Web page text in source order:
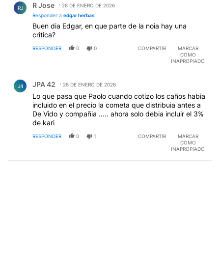
RJ R Jose
28 DE ENERO DE 2026
Responder a edgar herbas
Buen dia Edgar, en que parte de la noia hay una
critica?
RESPONDER 0 0 COMPARTIR
MARCAR
COMO
INAPROPIADO
J4 JPA 42 28 DE ENERO DE 2026
Lo que pasa que Paolo cuando cotizo los caños habia
incluido en el precio la cometa que distribuia antes a
De Vido y compañia ..... ahora solo debia incluir el 3%
de kari
RESPONDER 0 1 COMPARTIR
MARCAR
COMO
INAPROPIADO